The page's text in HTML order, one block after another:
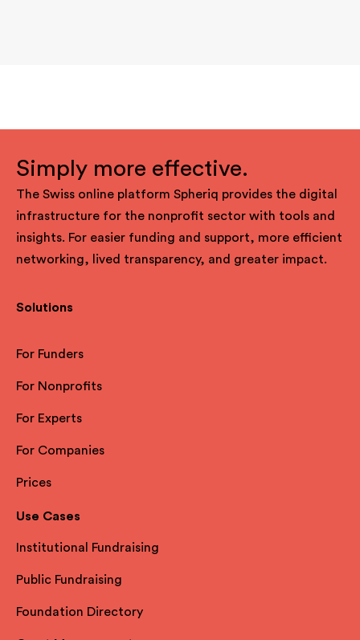
Simply more effective.
The Swiss online platform Spheriq provides the digital
infrastructure for the nonprofit sector with tools and
insights. For easier funding and support, more efficient
networking, lived transparency, and greater impact.
Solutions
For Funders
For Nonprofits
For Experts
For Companies
Prices
Use Cases
Institutional Fundraising
Public Fundraising
Foundation Directory